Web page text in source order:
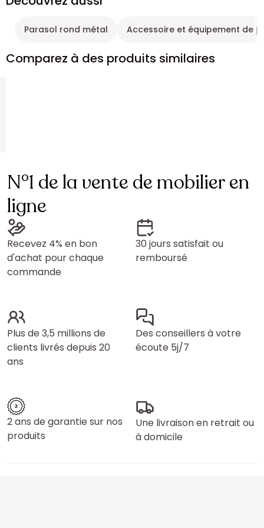
Parasol rond métal Accessoire et équipement de
Comparez à des produits similaires
N°1 de la vente de mobilier en
ligne
Recevez 4% en bon
d'achat pour chaque
commande
30 jours satisfait ou
remboursé
Plus de 3,5 millions de
clients livrés depuis 20
ans
Des conseillers à votre
écoute 5j/7
2 ans de garantie sur nos
produits
Une livraison en retrait ou
à domicile